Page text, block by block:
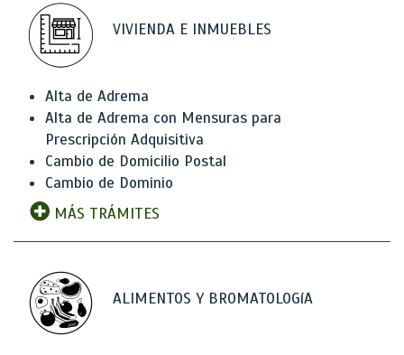
VIVIENDA E INMUEBLES
Alta de Adrema
Alta de Adrema con Mensuras para
Prescripción Adquisitiva
Cambio de Domicilio Postal
Cambio de Dominio
MÁS TRÁMITES
ALIMENTOS Y BROMATOLOGíA